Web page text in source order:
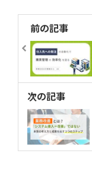
前の記事
次の記事